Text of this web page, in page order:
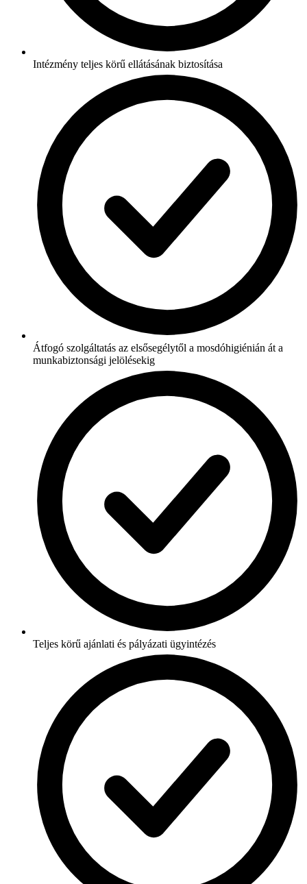
Intézmény teljes körű ellátásának biztosítása
Átfogó szolgáltatás az elsősegélytől a mosdóhigiénián át a
munkabiztonsági jelölésekig
Teljes körű ajánlati és pályázati ügyintézés